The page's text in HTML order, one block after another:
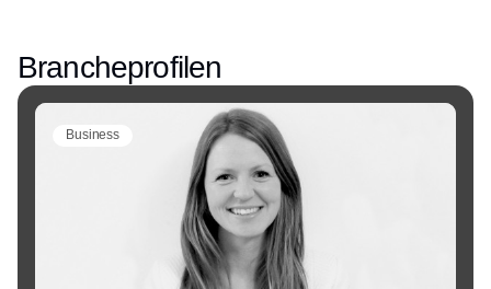
Brancheprofilen
Business